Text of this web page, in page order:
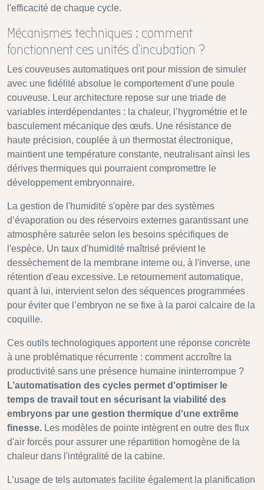
l'efficacité de chaque cycle.
Mécanismes techniques : comment
fonctionnent ces unités d’incubation ?
Les couveuses automatiques ont pour mission de simuler
avec une fidélité absolue le comportement d'une poule
couveuse. Leur architecture repose sur une triade de
variables interdépendantes : la chaleur, l’hygrométrie et le
basculement mécanique des œufs. Une résistance de
haute précision, couplée à un thermostat électronique,
maintient une température constante, neutralisant ainsi les
dérives thermiques qui pourraient compromettre le
développement embryonnaire.
La gestion de l'humidité s'opère par des systèmes
d’évaporation ou des réservoirs externes garantissant une
atmosphère saturée selon les besoins spécifiques de
l'espèce. Un taux d'humidité maîtrisé prévient le
dessèchement de la membrane interne ou, à l'inverse, une
rétention d'eau excessive. Le retournement automatique,
quant à lui, intervient selon des séquences programmées
pour éviter que l’embryon ne se fixe à la paroi calcaire de la
coquille.
Ces outils technologiques apportent une réponse concrète
à une problématique récurrente : comment accroître la
productivité sans une présence humaine ininterrompue ?
L’automatisation des cycles permet d'optimiser le
temps de travail tout en sécurisant la viabilité des
embryons par une gestion thermique d'une extrême
finesse. Les modèles de pointe intègrent en outre des flux
d'air forcés pour assurer une répartition homogène de la
chaleur dans l'intégralité de la cabine.
L’usage de tels automates facilite également la planification